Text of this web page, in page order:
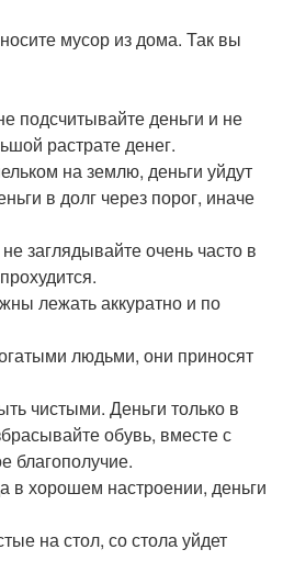
мусор из дома. Так вы
подсчитывайте деньги и не
растрате денег.
на землю, деньги уйдут
в долг через порог, иначе
заглядывайте очень часто в
лежать аккуратно и по
людьми, они приносят
чистыми. Деньги только в
обувь, вместе с
благополучие.
в хорошем настроении, деньги
на стол, со стола уйдет